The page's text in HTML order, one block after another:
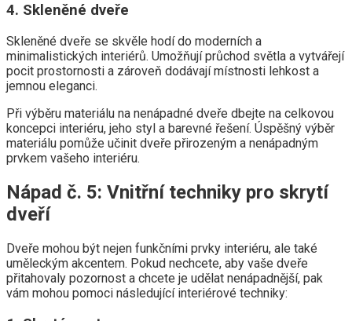
4. Skleněné dveře
Skleněné dveře se skvěle hodí do moderních a
minimalistických interiérů. Umožňují průchod světla a vytvářejí
pocit prostornosti a zároveň dodávají místnosti lehkost a
jemnou eleganci.
Při výběru materiálu na nenápadné dveře dbejte na celkovou
koncepci interiéru, jeho styl a barevné řešení. Úspěšný výběr
materiálu pomůže učinit dveře přirozeným a nenápadným
prvkem vašeho interiéru.
Nápad č. 5: Vnitřní techniky pro skrytí
dveří
Dveře mohou být nejen funkčními prvky interiéru, ale také
uměleckým akcentem. Pokud nechcete, aby vaše dveře
přitahovaly pozornost a chcete je udělat nenápadnější, pak
vám mohou pomoci následující interiérové ​​techniky: